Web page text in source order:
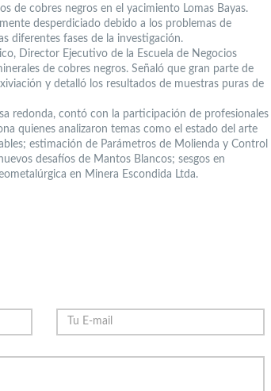
de cobres negros en el yacimiento Lomas Bayas.
desperdiciado debido a los problemas de
diferentes fases de la investigación.
Director Ejecutivo de la Escuela de Negocios
de cobres negros. Señaló que gran parte de
y detalló los resultados de muestras puras de
redonda, contó con la participación de profesionales
quienes analizaron temas como el estado del arte
estimación de Parámetros de Molienda y Control
desafíos de Mantos Blancos; sesgos en
en Minera Escondida Ltda.